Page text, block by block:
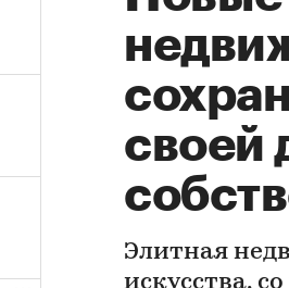
своей
Элитная